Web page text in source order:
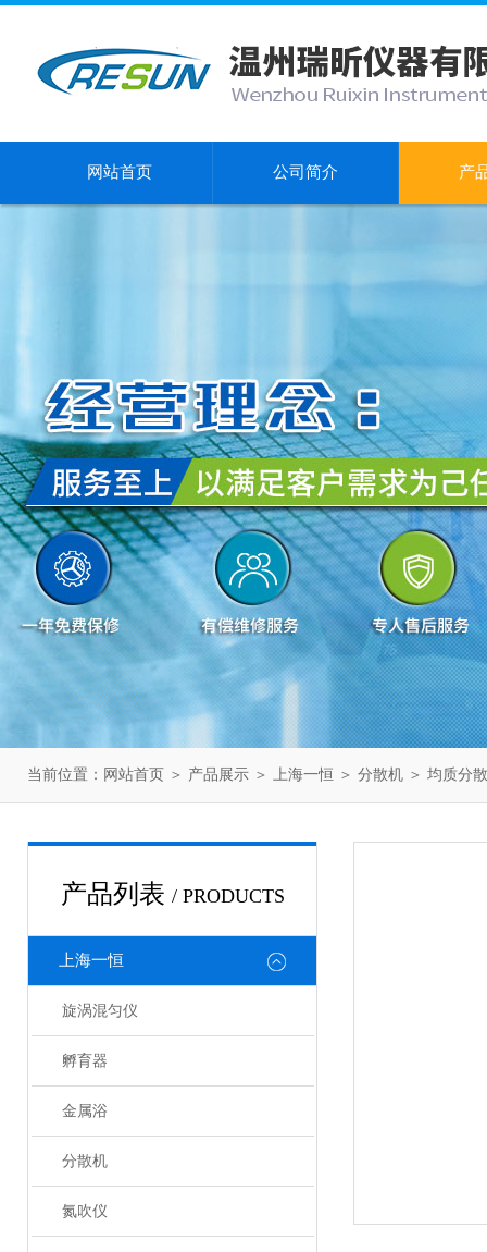
网站首页 公司简介 产
当前位置： 网站首页 ＞ 产品展示 ＞ 上海一恒 ＞ 分散机 ＞ 均质分
产品列表 / PRODUCTS
上海一恒
旋涡混匀仪
孵育器
金属浴
分散机
氮吹仪